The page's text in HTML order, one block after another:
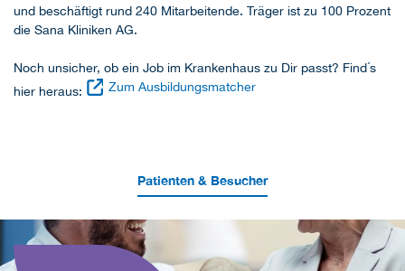
und beschäftigt rund 240 Mitarbeitende. Träger ist zu 100 Prozent
die Sana Kliniken AG.
Noch unsicher, ob ein Job im Krankenhaus zu Dir passt? Find´s
hier heraus:
Zum Ausbildungsmatcher
Patienten & Besucher